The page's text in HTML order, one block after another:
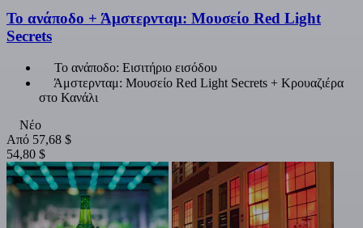
Το ανάποδο + Άμστερνταμ: Μουσείο Red Light
Secrets
Το ανάποδο: Εισιτήριο εισόδου
Άμστερνταμ: Μουσείο Red Light Secrets + Κρουαζιέρα
στο Κανάλι
Νέο
Από 57,68 $
54,80 $